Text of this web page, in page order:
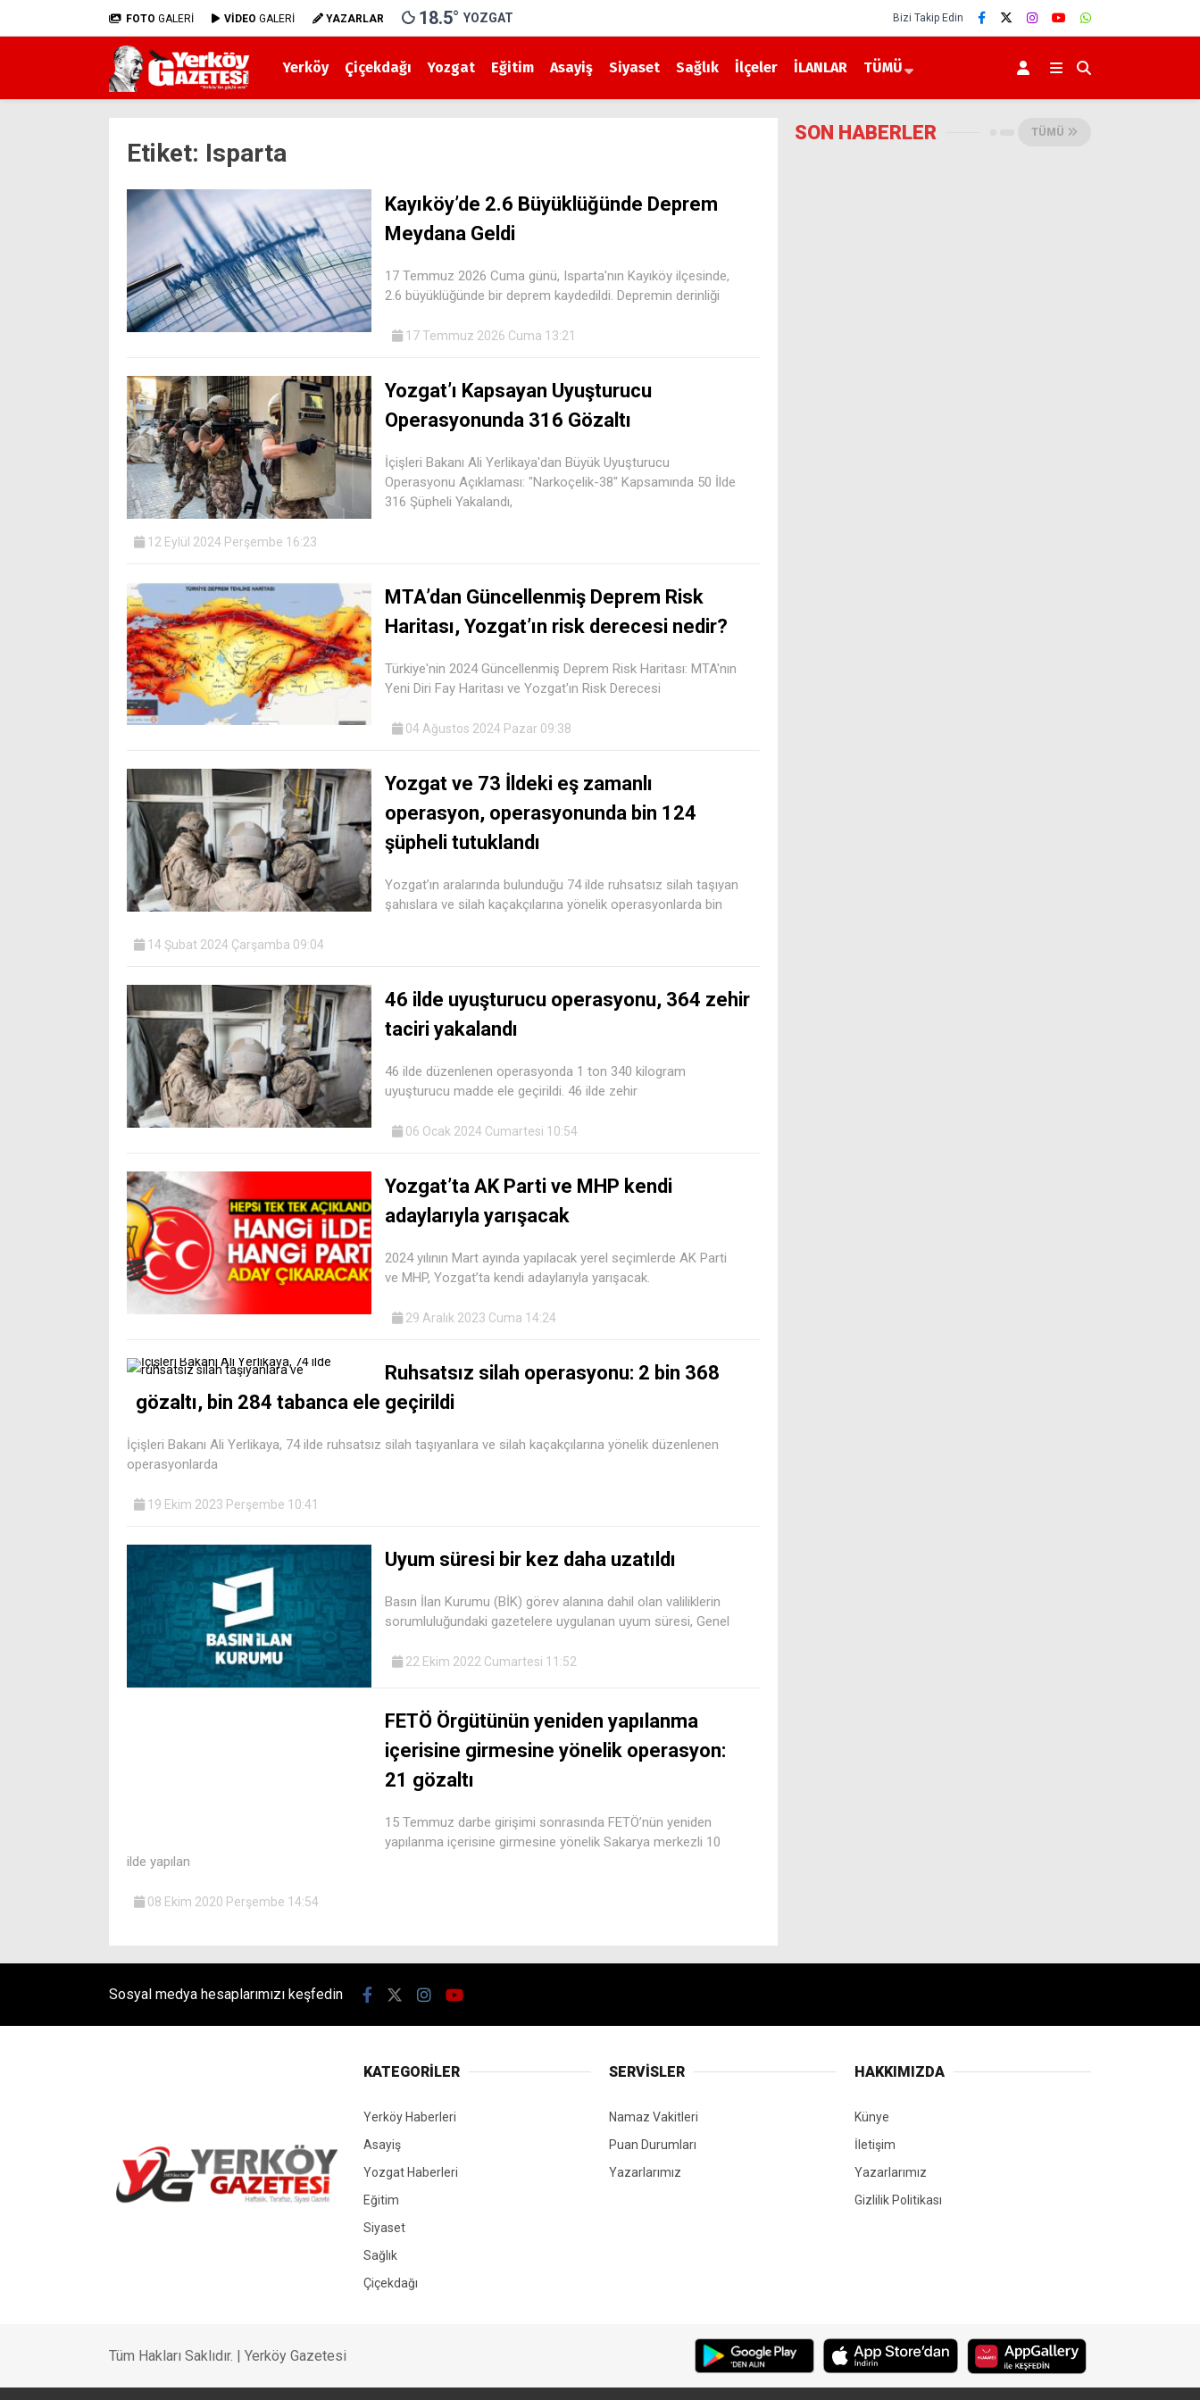
FOTO GALERİ VİDEO GALERİ YAZARLAR 18.5° YOZGAT Bizi Takip Edin
Yerköy Çiçekdağı Yozgat Eğitim Asayiş Siyaset Sağlık İlçeler İLANLAR TÜMÜ
Etiket: Isparta
Kayıköy’de 2.6 Büyüklüğünde Deprem
Meydana Geldi
17 Temmuz 2026 Cuma günü, Isparta'nın Kayıköy ilçesinde,
2.6 büyüklüğünde bir deprem kaydedildi. Depremin derinliği
17 Temmuz 2026 Cuma 13:21
Yozgat’ı Kapsayan Uyuşturucu
Operasyonunda 316 Gözaltı
İçişleri Bakanı Ali Yerlikaya'dan Büyük Uyuşturucu
Operasyonu Açıklaması: "Narkoçelik-38" Kapsamında 50 İlde
316 Şüpheli Yakalandı,
12 Eylül 2024 Perşembe 16:23
MTA’dan Güncellenmiş Deprem Risk
Haritası, Yozgat’ın risk derecesi nedir?
Türkiye'nin 2024 Güncellenmiş Deprem Risk Haritası: MTA'nın
Yeni Diri Fay Haritası ve Yozgat'ın Risk Derecesi
04 Ağustos 2024 Pazar 09:38
Yozgat ve 73 İldeki eş zamanlı
operasyon, operasyonunda bin 124
şüpheli tutuklandı
Yozgat’ın aralarında bulunduğu 74 ilde ruhsatsız silah taşıyan
şahıslara ve silah kaçakçılarına yönelik operasyonlarda bin
14 Şubat 2024 Çarşamba 09:04
46 ilde uyuşturucu operasyonu, 364 zehir
taciri yakalandı
46 ilde düzenlenen operasyonda 1 ton 340 kilogram
uyuşturucu madde ele geçirildi. 46 ilde zehir
06 Ocak 2024 Cumartesi 10:54
Yozgat’ta AK Parti ve MHP kendi
adaylarıyla yarışacak
2024 yılının Mart ayında yapılacak yerel seçimlerde AK Parti
ve MHP, Yozgat’ta kendi adaylarıyla yarışacak.
29 Aralık 2023 Cuma 14:24
Ruhsatsız silah operasyonu: 2 bin 368
gözaltı, bin 284 tabanca ele geçirildi
İçişleri Bakanı Ali Yerlikaya, 74 ilde ruhsatsız silah taşıyanlara ve silah kaçakçılarına yönelik düzenlenen
operasyonlarda
19 Ekim 2023 Perşembe 10:41
Uyum süresi bir kez daha uzatıldı
Basın İlan Kurumu (BİK) görev alanına dahil olan valiliklerin
sorumluluğundaki gazetelere uygulanan uyum süresi, Genel
22 Ekim 2022 Cumartesi 11:52
FETÖ Örgütünün yeniden yapılanma
içerisine girmesine yönelik operasyon:
21 gözaltı
15 Temmuz darbe girişimi sonrasında FETÖ’nün yeniden
yapılanma içerisine girmesine yönelik Sakarya merkezli 10
ilde yapılan
08 Ekim 2020 Perşembe 14:54
SON HABERLER TÜMÜ
Sosyal medya hesaplarımızı keşfedin
KATEGORİLER
Yerköy Haberleri
Asayiş
Yozgat Haberleri
Eğitim
Siyaset
Sağlık
Çiçekdağı
SERVİSLER
Namaz Vakitleri
Puan Durumları
Yazarlarımız
HAKKIMIZDA
Künye
İletişim
Yazarlarımız
Gizlilik Politikası
Tüm Hakları Saklıdır. | Yerköy Gazetesi